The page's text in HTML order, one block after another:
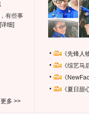
有些事
[详细]
更多 >>
《先锋
《综艺
《
《夏日